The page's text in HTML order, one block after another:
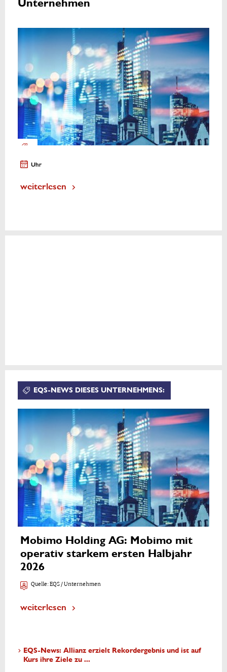
Unternehmen
Uhr
weiterlesen
EQS-NEWS DIESES UNTERNEHMENS:
Mobimo Holding AG: Mobimo mit
operativ starkem ersten Halbjahr
2026
Quelle:EQS / Unternehmen
weiterlesen
EQS-News: Allianz erzielt Rekordergebnis und ist auf
Kurs ihre Ziele zu ...